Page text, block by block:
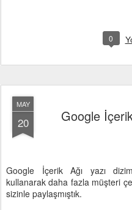
0
MAY
20 Google
Google İçerik Ağı yazı
kullanarak daha fazla müşteri
sizinle paylaşmıştık.